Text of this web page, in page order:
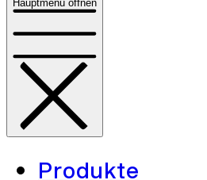
Hauptmenü öffnen
Produkte